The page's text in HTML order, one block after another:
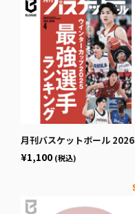
月刊バスケットボール 2026年4月号 (発売日2026年2月25日)
¥1,100 (税込)